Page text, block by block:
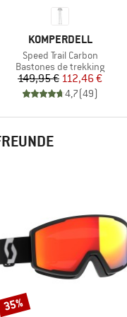
MARCA
KOMPERDELL
Artículo
Speed Trail Carbon
Product group
Bastones de trekking
Precio
149,95 €Precio reducido
112,46 €
4,7(49)
35%